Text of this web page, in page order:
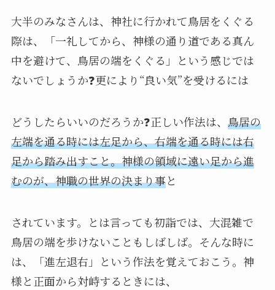
大半のみなさんは、神社に行かれて鳥居をくぐる
際は、「一礼してから、神様の通り道である真ん
中を避けて、鳥居の端をくぐる」という感じでは
ないでしょうか❓更により“良い気”を受けるには
どうしたらいいのだろうか❓正しい作法は、 鳥居の
左端を通る時には左足から、右端を通る時には右
足から踏み出すこと。神様の領域に遠い足から進
むのが、神職の世界の決まり事と
されています。とは言っても初詣では、大混雑で
鳥居の端を歩けないこともしばしば。そんな時に
は、「進左退右」という作法を覚えておこう。神
様と正面から対峙するときには、